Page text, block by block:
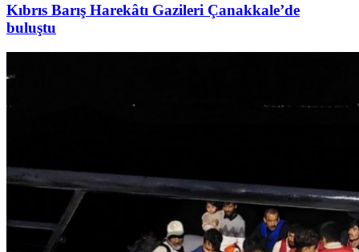
Kıbrıs Barış Harekâtı Gazileri Çanakkale’de
buluştu